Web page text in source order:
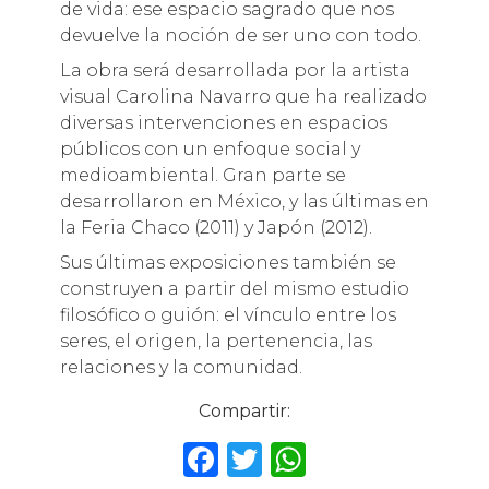
de vida: ese espacio sagrado que nos
devuelve la noción de ser uno con todo.
La obra será desarrollada por la artista
visual Carolina Navarro que ha realizado
diversas intervenciones en espacios
públicos con un enfoque social y
medioambiental. Gran parte se
desarrollaron en México, y las últimas en
la Feria Chaco (2011) y Japón (2012).
Sus últimas exposiciones también se
construyen a partir del mismo estudio
filosófico o guión: el vínculo entre los
seres, el origen, la pertenencia, las
relaciones y la comunidad.
Compartir:
F T W